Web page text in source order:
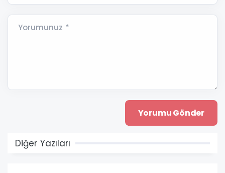
Yorumunuz *
Diğer Yazıları